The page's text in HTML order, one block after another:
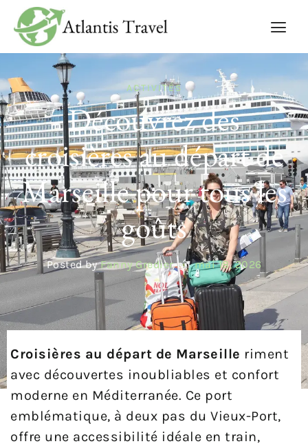
ACTIVITÉS
Découvrez des
croisières au départ de
Marseille pour tous les
goûts
Posted by Fanny Gredier on mai 18, 2026
Croisières au départ de Marseille riment
avec découvertes inoubliables et confort
moderne en Méditerranée. Ce port
emblématique, à deux pas du Vieux-Port,
offre une accessibilité idéale en train,